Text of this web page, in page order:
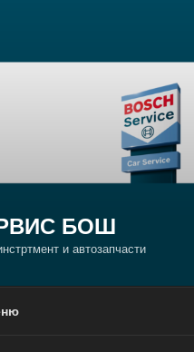
БОШ
и автозапчасти